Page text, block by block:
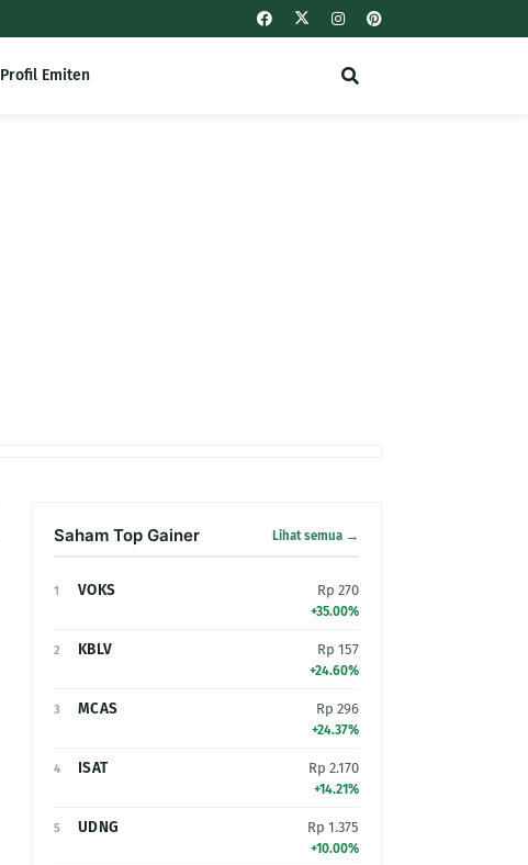
Profil Emiten
Saham Top Gainer Lihat semua →
1 VOKS Rp 270
+35.00%
2 KBLV Rp 157
+24.60%
3 MCAS Rp 296
+24.37%
4 ISAT Rp 2.170
+14.21%
5 UDNG Rp 1.375
+10.00%